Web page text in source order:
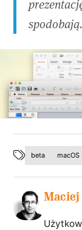
spodobają.
beta macOS